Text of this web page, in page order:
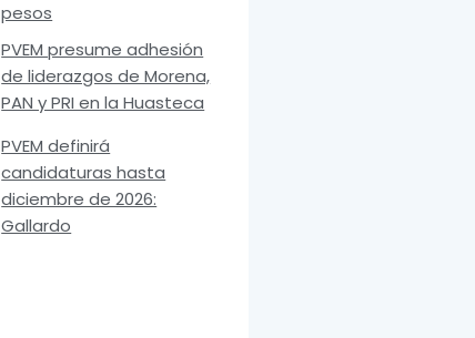
pesos
PVEM presume adhesión
de liderazgos de Morena,
PAN y PRI en la Huasteca
PVEM definirá
candidaturas hasta
diciembre de 2026:
Gallardo